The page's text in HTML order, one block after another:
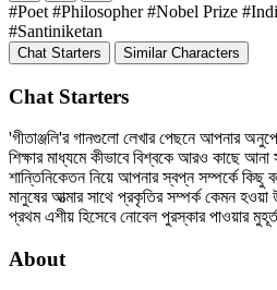
#Poet #Philosopher #Nobel Prize
#Santiniketan
Chat Starters Similar Characters
Chat Starters
'গীতাঞ্জলি'র গানগুলো লেখার পেছনে আপনার
শিক্ষার মাধ্যমে কীভাবে বিশ্বকে আরও কাছে
শান্তিনিকেতন নিয়ে আপনার স্বপ্ন সম্পর্কে কিছু
মানুষের আত্মার সাথে প্রকৃতির সম্পর্ক কেমন হওয়া
প্রথম এশীয় হিসেবে নোবেল পুরস্কার পাওয়ার
About